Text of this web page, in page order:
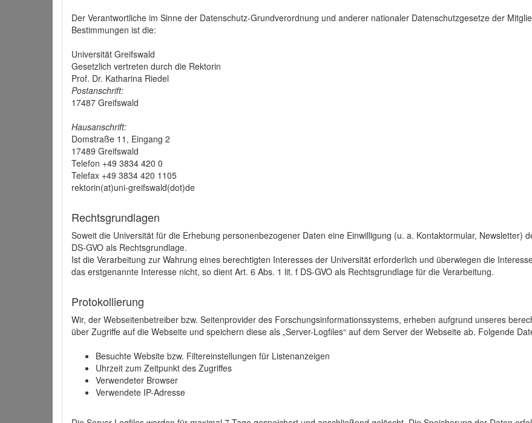
Der Verantwortliche im Sinne der Datenschutz-Grundverordnung und anderer nationaler Datenschutzgesetze der
Bestimmungen ist die:
Universität Greifswald
Gesetzlich vertreten durch die Rektorin
Prof. Dr. Katharina Riedel
Postanschrift:
17487 Greifswald
Hausanschrift:
Domstraße 11, Eingang 2
17489 Greifswald
Telefon +49 3834 420 0
Telefax +49 3834 420 1105
rektorin(at)uni-greifswald(dot)de
Rechtsgrundlagen
Soweit die Universität für die Erhebung personenbezogener Daten eine Einwilligung (u. a. Kontaktormular, Newsletter)
DS-GVO als Rechtsgrundlage.
Ist die Verarbeitung zur Wahrung eines berechtigten Interesses der Universität erforderlich und überwiegen die
das erstgenannte Interesse nicht, so dient Art. 6 Abs. 1 lit. f DS-GVO als Rechtsgrundlage für die Verarbeitung.
Protokollierung
Wir, der Webseitenbetreiber bzw. Seitenprovider des Forschungsinformationssystems, erheben aufgrund unseres
über Zugriffe auf die Webseite und speichern diese als „Server-Logfiles“ auf dem Server der Webseite ab. Folgende
Besuchte Website bzw. Filtereinstellungen für Listenanzeigen
Uhrzeit zum Zeitpunkt des Zugriffes
Verwendeter Browser
Verwendete IP-Adresse